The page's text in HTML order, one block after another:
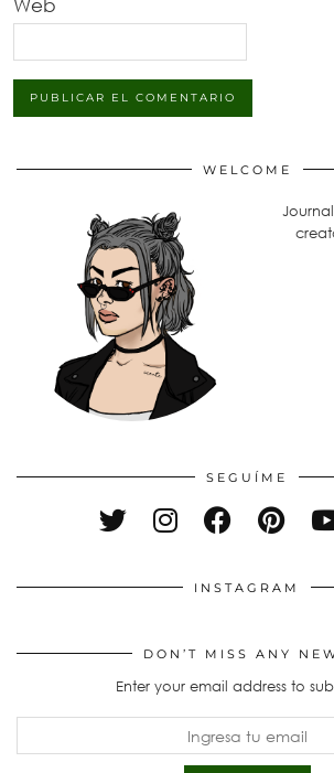
Web
WELCOME
SEGUÍME
INSTAGRAM
DON’T MISS ANY
Enter your email address to